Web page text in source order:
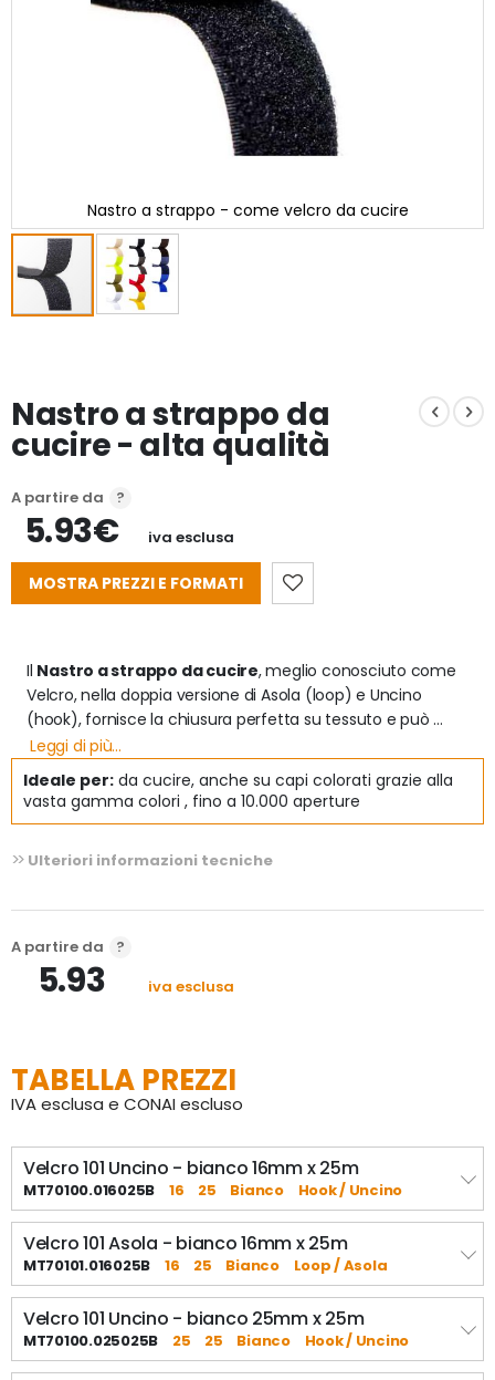
Nastro a strappo - come velcro da cucire
di
immagini
Nastro a strappo da
cucire - alta qualità
A partire da
5.93€ iva esclusa
MOSTRA PREZZI E FORMATI
Il Nastro a strappo da cucire, meglio conosciuto come
Velcro, nella doppia versione di Asola (loop) e Uncino
(hook), fornisce la chiusura perfetta su tessuto e può
essere utilizzato al posto di bottoni, bottoni automatici e
Caratteristiche
- fino a 10.000 cicli di apertura e chiusura
- Certificazione ISO
- Vasta gamma di colori: Bianco, Nero, Rosso, Marrone,
Beige, Royal Blu, Grigio, Giallo, Navy Blu, Oliva
- Gamma completa di dimensioni
Leggi di più...
Ideale per: da cucire, anche su capi colorati grazie alla
vasta gamma colori , fino a 10.000 aperture
Ulteriori informazioni tecniche
A partire da
5.93 iva esclusa
TABELLA PREZZI
IVA esclusa e CONAI escluso
Velcro 101 Uncino - bianco 16mm x 25m
MT70100.016025B 16 25 Bianco Hook / Uncino
Velcro 101 Asola - bianco 16mm x 25m
MT70101.016025B 16 25 Bianco Loop / Asola
Velcro 101 Uncino - bianco 25mm x 25m
MT70100.025025B 25 25 Bianco Hook / Uncino